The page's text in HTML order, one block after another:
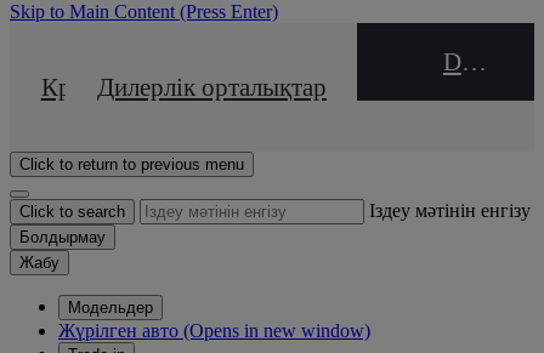
Skip to Main Content (Press Enter)
Кредиттік калькулятор
Дилерлік орталықтар
DEALER NAME
Click to return to previous menu
Click to search Іздеу мәтінін енгізу
Болдырмау
Жабу
Модельдер
Жүрілген авто (Opens in new window)